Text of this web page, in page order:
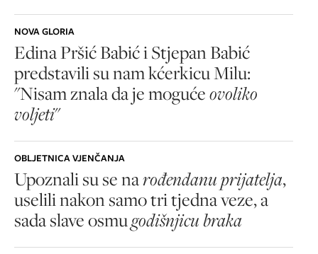
NOVA GLORIA
Edina Pršić Babić i Stjepan Babić
predstavili su nam kćerkicu Milu:
"Nisam znala da je mogućeovoliko
voljeti"
OBLJETNICA VJENČANJA
Upoznali su se narođendanu prijatelja,
uselili nakon samo tri tjedna veze, a
sada slave osmugodišnjicu braka